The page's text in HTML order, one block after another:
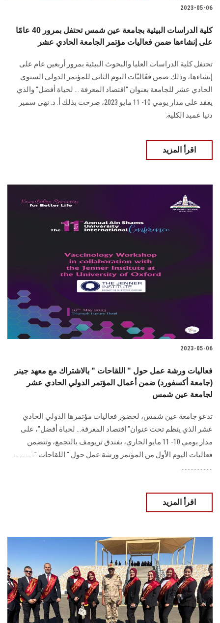
الموظفون
الزائـرون
2023-05-06
كلية الدراسات البيئية بجامعة عين شمس تحتفل بمرور 40 عامًا
على إنشاءها ضمن فعاليات مؤتمر الجامعة الحادي عشر
تحتفل كلية الدراسات العليا والبحوث البيئية بمرور أربعين عام على
إنشاءها، وذلك ضمن فعّاليّات اليوم الثاني للمؤتمر الدولي السنوي
الحادي عشر للجامعة بعنوان "اقتصاد المعرفة ... لحياة أفضل" والذي
يعقد على مدار يومي 10- 11 مايو 2023، صرحت بذلك أ. د. نهى سمير
دنيا عميد الكلية.
اقرأ المزيد
2023-05-06
فعاليات ورشة عمل حول " اللقاحات " بالاشتراك مع معهد جينر
(جامعة أكسفورد) ضمن أعمال المؤتمر الدولي الحادي عشر
لجامعة عين شمس
تدعو جامعة عين شمس، لحضور فعاليات مؤتمرها الدولي الحادي
عشر الذي ينظم تحت عنوان" اقتصاد المعرفة... لحياة أفضل"، على
مدار يومي 10- 11 مايو الجاري، بفندق تريومف بالتجمع، وتتضمن
فعاليات اليوم الأول من المؤتمر ورشة عمل حول " اللقاحات "...............
......................
اقرأ المزيد